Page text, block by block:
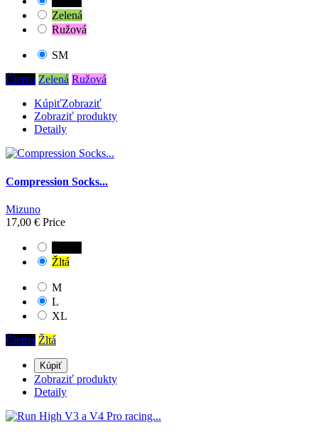
Zelená
Ružová
SM
Čierna Zelená Ružová
KúpiťZobraziť
Zobraziť produkty
Detaily
Compression Socks...
Mizuno
17,00 € Price
Žltá
M
L
XL
Čierna Žltá
Kúpiť
Zobraziť produkty
Detaily